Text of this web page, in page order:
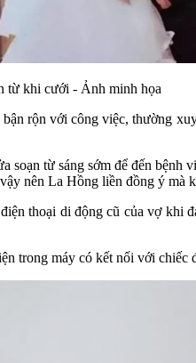
từ khi cưới - Ảnh minh họa
rộn với công việc, thường
soạn từ sáng sớm để đến
nên La Hồng liền đồng ý mà
thoại di động cũ của vợ khi
trong máy có kết nối với